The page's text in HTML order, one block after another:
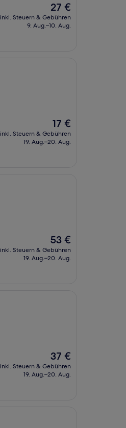
Der
Preis
beträgt
27 €
inkl. Steuern & Gebühren
9. Aug.–10. Aug.
Der
Preis
beträgt
17 €
inkl. Steuern & Gebühren
19. Aug.–20. Aug.
Der
Preis
beträgt
53 €
inkl. Steuern & Gebühren
19. Aug.–20. Aug.
Der
Preis
beträgt
37 €
inkl. Steuern & Gebühren
19. Aug.–20. Aug.